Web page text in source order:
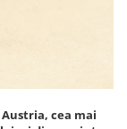
cea mai